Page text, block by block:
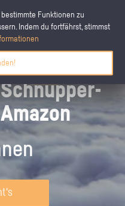
Funktionen zu
Indem du fortfährst, stimmst